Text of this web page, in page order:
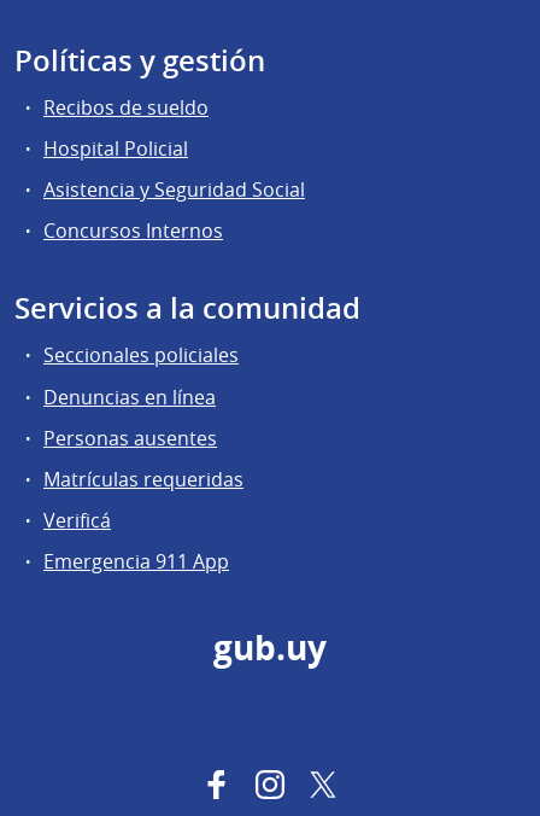
Políticas y gestión
Recibos de sueldo
Hospital Policial
Asistencia y Seguridad Social
Concursos Internos
Servicios a la comunidad
Seccionales policiales
Denuncias en línea
Personas ausentes
Matrículas requeridas
Verificá
Emergencia 911 App
gub.uy
FacebookInstagram